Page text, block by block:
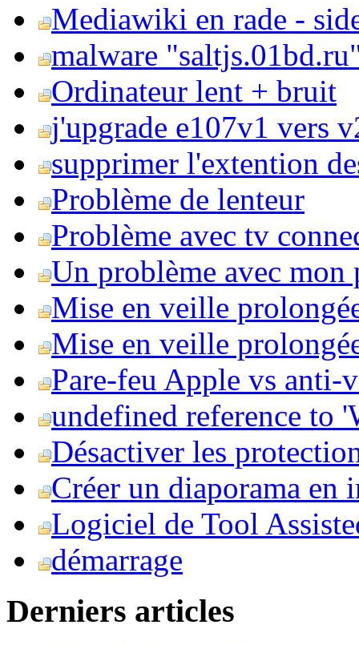
Mediawiki en rade -
malware
Ordinateur lent + bruit
j'upgrade e107v1 vers
supprimer l'extention
Problème de lenteur
Problème avec tv
Un problème avec mon
Mise en veille
Mise en veille
Pare-feu Apple vs anti-
undefined reference to
Désactiver les
Créer un diaporama en
Logiciel de Tool
démarrage
Derniers articles